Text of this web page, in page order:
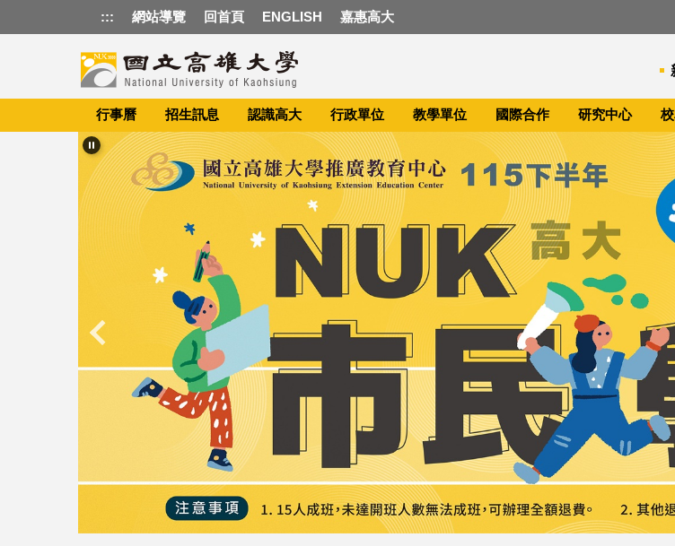
到
區
行事曆 招生訊息 認識高大 行政單位 教學單位 國際合作 研究中心
::: 網站導覽 回首頁 ENGLISH 嘉惠高大